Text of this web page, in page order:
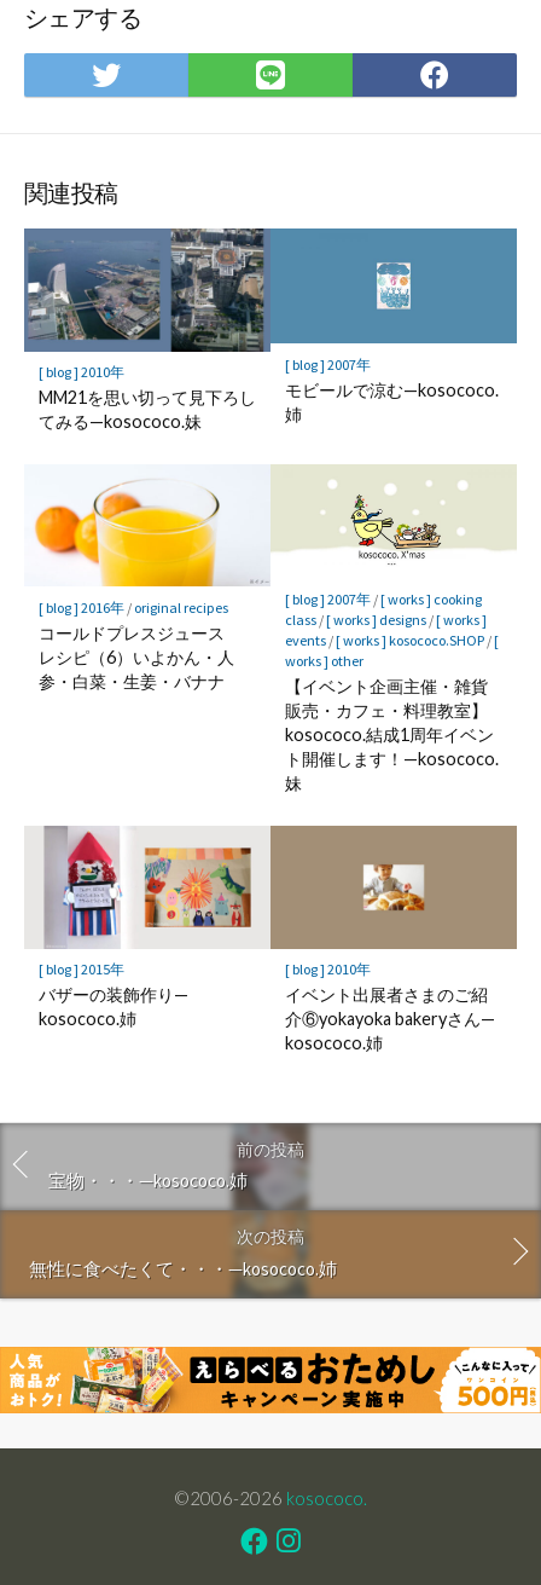
シェアする
Twitter
で
LINE
で
で
関連投稿
[ blog ] 2010年
MM21を思い切って見下ろし
てみる—kosococo.妹
[ blog ] 2007年
モビールで涼む—kosococo.
姉
[ blog ] 2016年/ original recipes
コールドプレスジュース
レシピ（6）いよかん・人
参・白菜・生姜・バナナ
[ blog ] 2007年/[ works ] cooking
class/[ works ] designs/[ works ]
events/[ works ] kosococo.SHOP/[
works ] other
【イベント企画主催・雑貨
販売・カフェ・料理教室】
kosococo.結成1周年イベン
ト開催します！—kosococo.
妹
[ blog ] 2015年
バザーの装飾作り—
kosococo.姉
[ blog ] 2010年
イベント出展者さまのご紹
介⑥yokayoka bakeryさん—
kosococo.姉
前の投稿
宝物・・・—kosococo.姉
次の投稿
無性に食べたくて・・・—kosococo.姉
©2006-2026 kosococo.
FacebookInstagram